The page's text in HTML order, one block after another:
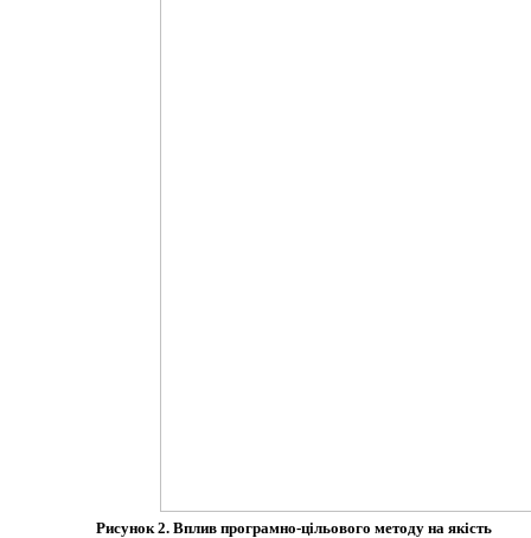
Рисунок 2. Вплив програмно-цільового методу на якість